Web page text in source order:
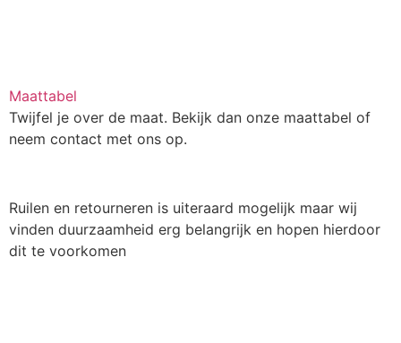
Maattabel
Twijfel je over de maat. Bekijk dan onze maattabel of
neem contact met ons op.
Ruilen en retourneren is uiteraard mogelijk maar wij
vinden duurzaamheid erg belangrijk en hopen hierdoor
dit te voorkomen